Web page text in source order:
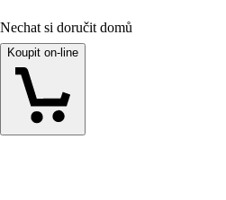
Nechat si doručit domů
Koupit on-line